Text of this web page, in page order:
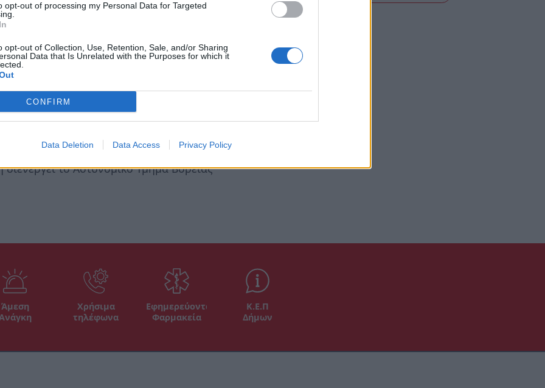
opt-out of processing my Personal Data for Targeted
opt-out of Collection, Use, Retention, Sale, and/or Sharing
Data that Is Unrelated with the Purposes for which it
CONFIRM
Data Deletion Data Access Privacy Policy
χιλιόμετρο της Επαρχιακής Οδού Άστρους
οδηγούσε 28χρονος ημεδαπός,
οδηγούσε 68χρονος ημεδαπός και
τον θανάσιμο τραυματισμό της 68χρονης
αντίστοιχα. Ο 68χρονος
Τρίπολης, όπου λίγες ώρες μετά
το Αστυνομικό Τμήμα Βόρειας
Άμεση
Χρήσιμα
τηλέφωνα
Εφημερεύοντα
Φαρμακεία
Κ.Ε.Π
Δήμων